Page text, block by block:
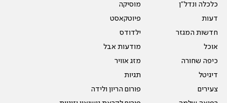
כלכלה ונדל"ן
דעות
חדשות המגזר
אוכל
כיפה שחורה
דיגיטל
צעירים
מוסיקה
פיוטקאסט
ילדודס
מודעות אבל
מזג אוויר
תגיות
פורום הריון ולידה